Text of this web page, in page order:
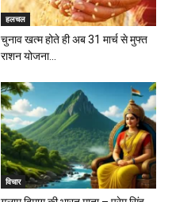
हलचल
चुनाव खत्म होते ही अब 31 मार्च से मुफ्त
राशन योजना...
विचार